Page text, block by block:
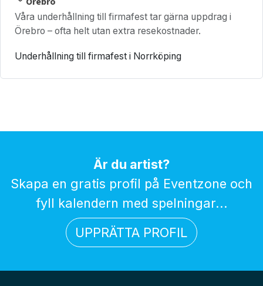
Våra underhållning till firmafest tar gärna uppdrag i
Örebro – ofta helt utan extra resekostnader.
Underhållning till firmafest i Norrköping
Är du artist?
Skapa en gratis profil på Eventzone och
fyll kalendern med spelningar...
UPPRÄTTA PROFIL